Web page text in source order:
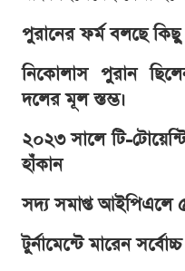
পুরানের ফর্ম বলছে
নিকোলাস পুরান
দলের মূল স্তম্ভ।
২০২৩ সালে টি-
হাঁকান
সদ্য সমাপ্ত আইপিএলে
টুর্নামেন্টে মারেন